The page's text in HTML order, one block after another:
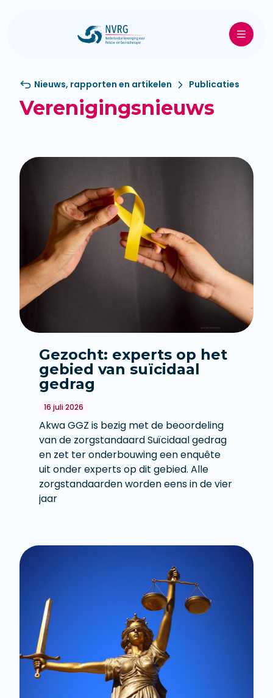
Nieuws, rapporten en artikelen Publicaties
Verenigingsnieuws
Gezocht: experts op het
gebied van suïcidaal
gedrag
16 juli 2026
Akwa GGZ is bezig met de beoordeling
van de zorgstandaard Suïcidaal gedrag
en zet ter onderbouwing een enquête
uit onder experts op dit gebied. Alle
zorgstandaarden worden eens in de vier
jaar